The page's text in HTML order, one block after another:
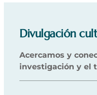
Divulgación
Acercamos y
investigación y el